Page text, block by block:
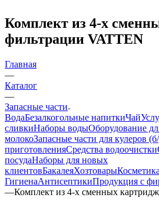
Комплект из 4-х
фильтрации VATTEN
Главная
—
Каталог
—
Запасные части
ВодаБезалкогольные напиткиЧай
сливкиНаборы водыОборудование
молокоЗапасные части для кулеров
приготовленияСредства водоочистки
посудаНаборы для новых
клиентовБакалеяХозтовары
ГигиенаАнтисептикиПродукция с
—Комплект из 4-х сменных